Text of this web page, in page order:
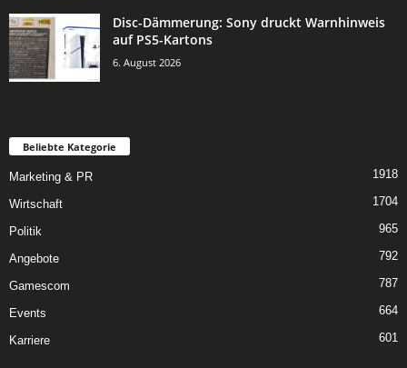
Disc-Dämmerung: Sony druckt Warnhinweis
auf PS5-Kartons
6. August 2026
Beliebte Kategorie
Marketing & PR 1918
Wirtschaft 1704
Politik 965
Angebote 792
Gamescom 787
Events 664
Karriere 601